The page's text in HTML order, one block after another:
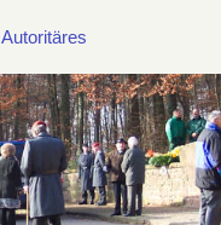
Autoritäres